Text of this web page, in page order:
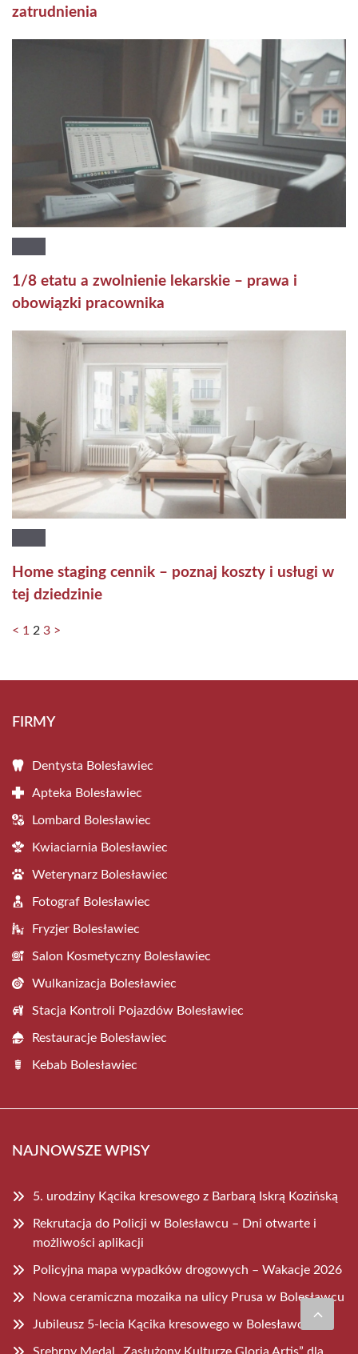
zatrudnienia
1/8 etatu a zwolnienie lekarskie – prawa i
obowiązki pracownika
Home staging cennik – poznaj koszty i usługi w
tej dziedzinie
< 1 2 3 >
FIRMY
Dentysta Bolesławiec
Apteka Bolesławiec
Lombard Bolesławiec
Kwiaciarnia Bolesławiec
Weterynarz Bolesławiec
Fotograf Bolesławiec
Fryzjer Bolesławiec
Salon Kosmetyczny Bolesławiec
Wulkanizacja Bolesławiec
Stacja Kontroli Pojazdów Bolesławiec
Restauracje Bolesławiec
Kebab Bolesławiec
NAJNOWSZE WPISY
5. urodziny Kącika kresowego z Barbarą Iskrą Kozińską
Rekrutacja do Policji w Bolesławcu – Dni otwarte i
możliwości aplikacji
Policyjna mapa wypadków drogowych – Wakacje 2026
Nowa ceramiczna mozaika na ulicy Prusa w Bolesławcu
Jubileusz 5-lecia Kącika kresowego w Bolesławcu